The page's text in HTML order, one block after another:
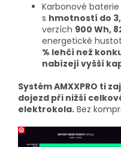
Karbonové baterie
s hmotností do
verzích 900 Wh,
energetické
% lehčí než
nabízejí vyšší
Systém AMXXPRO ti
dojezd při nižší
elektrokola. Bez